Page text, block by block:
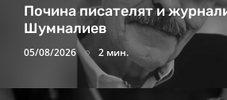
Почина писателят и
Шумналиев
05/08/2026 2 мин.